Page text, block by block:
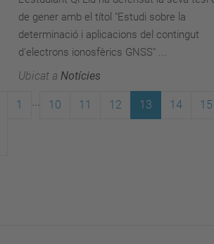
de gener amb el títol "Estudi sobre la
determinació i aplicacions del contingut
d'electrons ionosfèrics GNSS" ...
Ubicat a Notícies
1 10 11 12 13 14 15